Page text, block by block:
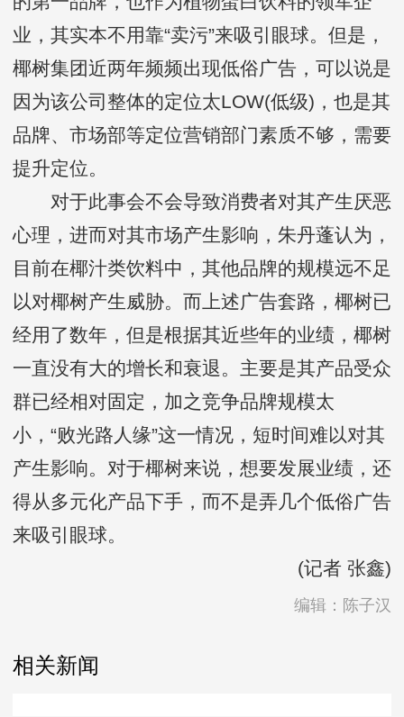
业，其实本不用靠“卖污”来吸引眼球。但是，
椰树集团近两年频频出现低俗广告，可以说是
因为该公司整体的定位太LOW(低级)，也是其
品牌、市场部等定位营销部门素质不够，需要
提升定位。
对于此事会不会导致消费者对其产生厌恶
心理，进而对其市场产生影响，朱丹蓬认为，
目前在椰汁类饮料中，其他品牌的规模远不足
以对椰树产生威胁。而上述广告套路，椰树已
经用了数年，但是根据其近些年的业绩，椰树
一直没有大的增长和衰退。主要是其产品受众
群已经相对固定，加之竞争品牌规模太
小，“败光路人缘”这一情况，短时间难以对其
产生影响。对于椰树来说，想要发展业绩，还
得从多元化产品下手，而不是弄几个低俗广告
来吸引眼球。
(记者 张鑫)
编辑：陈子汉
相关新闻